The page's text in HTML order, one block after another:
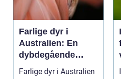
Farlige dyr i
Australien: En
dybdegående
analyse
Farlige dyr i Australien